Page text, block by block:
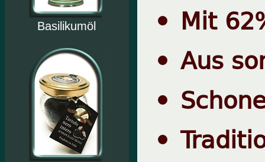
Basilikumöl
Mit
Aus